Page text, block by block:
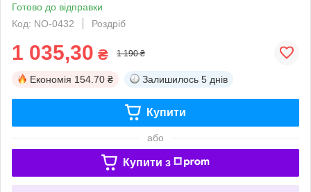
Готово до відправки
Код: NO-0432
Роздріб
1 035,30 ₴ 1 190 ₴
Економія 154.70 ₴ Залишилось 5 днів
Купити
або
Купити з